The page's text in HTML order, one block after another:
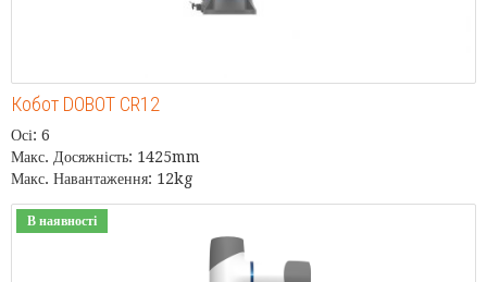
Кобот DOBOT CR12
Осі: 6
Макс. Досяжність: 1425mm
Макс. Навантаження: 12kg
В наявності